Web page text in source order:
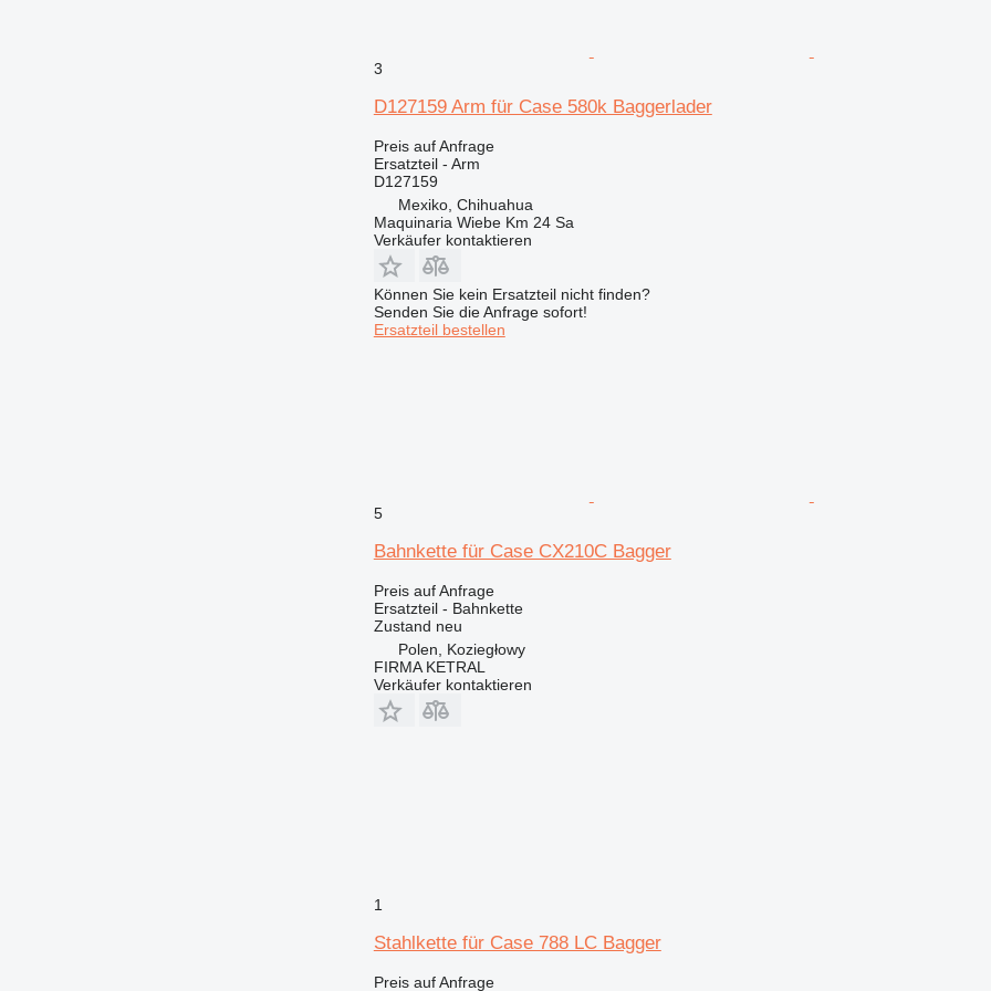
3
D127159 Arm für Case 580k Baggerlader
Preis auf Anfrage
Ersatzteil - Arm
D127159
Mexiko, Chihuahua
Maquinaria Wiebe Km 24 Sa
Verkäufer kontaktieren
Können Sie kein Ersatzteil nicht finden?
Senden Sie die Anfrage sofort!
Ersatzteil bestellen
5
Bahnkette für Case CX210C Bagger
Preis auf Anfrage
Ersatzteil - Bahnkette
Zustand neu
Polen, Koziegłowy
FIRMA KETRAL
Verkäufer kontaktieren
1
Stahlkette für Case 788 LC Bagger
Preis auf Anfrage